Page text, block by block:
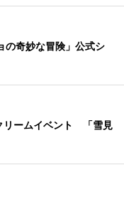
の奇妙な冒険」公式シ
リームイベント 「雪見